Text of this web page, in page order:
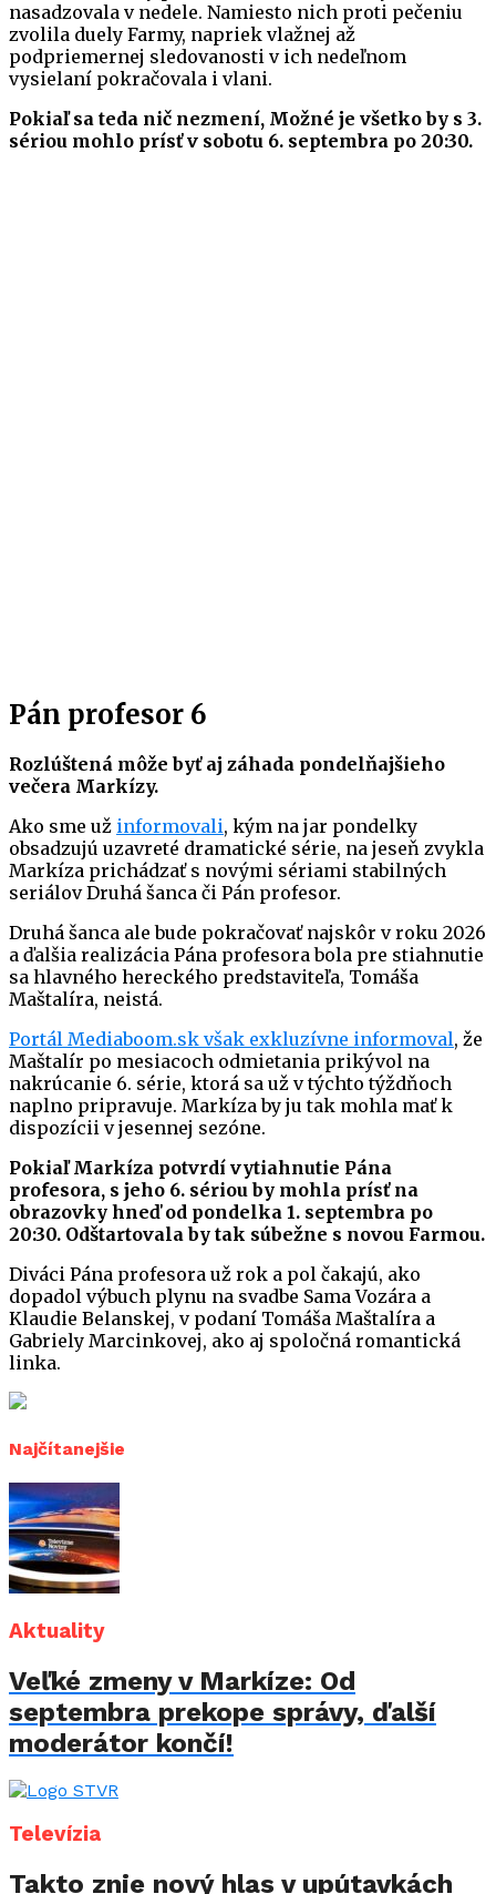
nasadzovala v nedele. Namiesto nich proti pečeniu
zvolila duely Farmy, napriek vlažnej až
podpriemernej sledovanosti v ich nedeľnom
vysielaní pokračovala i vlani.
Pokiaľ sa teda nič nezmení, Možné je všetko by s 3.
sériou mohlo prísť v sobotu 6. septembra po 20:30.
Pán profesor 6
Rozlúštená môže byť aj záhada pondelňajšieho
večera Markízy.
Ako sme už informovali, kým na jar pondelky
obsadzujú uzavreté dramatické série, na jeseň zvykla
Markíza prichádzať s novými sériami stabilných
seriálov Druhá šanca či Pán profesor.
Druhá šanca ale bude pokračovať najskôr v roku 2026
a ďalšia realizácia Pána profesora bola pre stiahnutie
sa hlavného hereckého predstaviteľa, Tomáša
Maštalíra, neistá.
Portál Mediaboom.sk však exkluzívne informoval, že
Maštalír po mesiacoch odmietania prikývol na
nakrúcanie 6. série, ktorá sa už v týchto týždňoch
naplno pripravuje. Markíza by ju tak mohla mať k
dispozícii v jesennej sezóne.
Pokiaľ Markíza potvrdí vytiahnutie Pána
profesora, s jeho 6. sériou by mohla prísť na
obrazovky hneď od pondelka 1. septembra po
20:30. Odštartovala by tak súbežne s novou Farmou.
Diváci Pána profesora už rok a pol čakajú, ako
dopadol výbuch plynu na svadbe Sama Vozára a
Klaudie Belanskej, v podaní Tomáša Maštalíra a
Gabriely Marcinkovej, ako aj spoločná romantická
linka.
Najčítanejšie
Aktuality
Veľké zmeny v Markíze: Od
septembra prekope správy, ďalší
moderátor končí!
Televízia
Takto znie nový hlas v upútavkách